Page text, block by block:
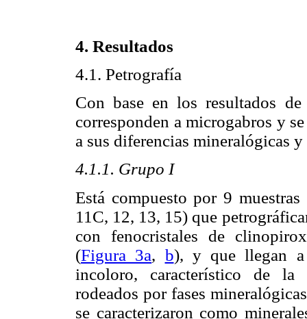
4. Resultados
4.1. Petrografía
Con base en los resultados
corresponden a microgabros y
a sus diferencias mineralógicas
4.1.1. Grupo I
Está compuesto por 9
11C, 12, 13, 15) que
con fenocristales de
(Figura 3a, b), y que llegan a
incoloro, característico de la
rodeados por fases
se caracterizaron como